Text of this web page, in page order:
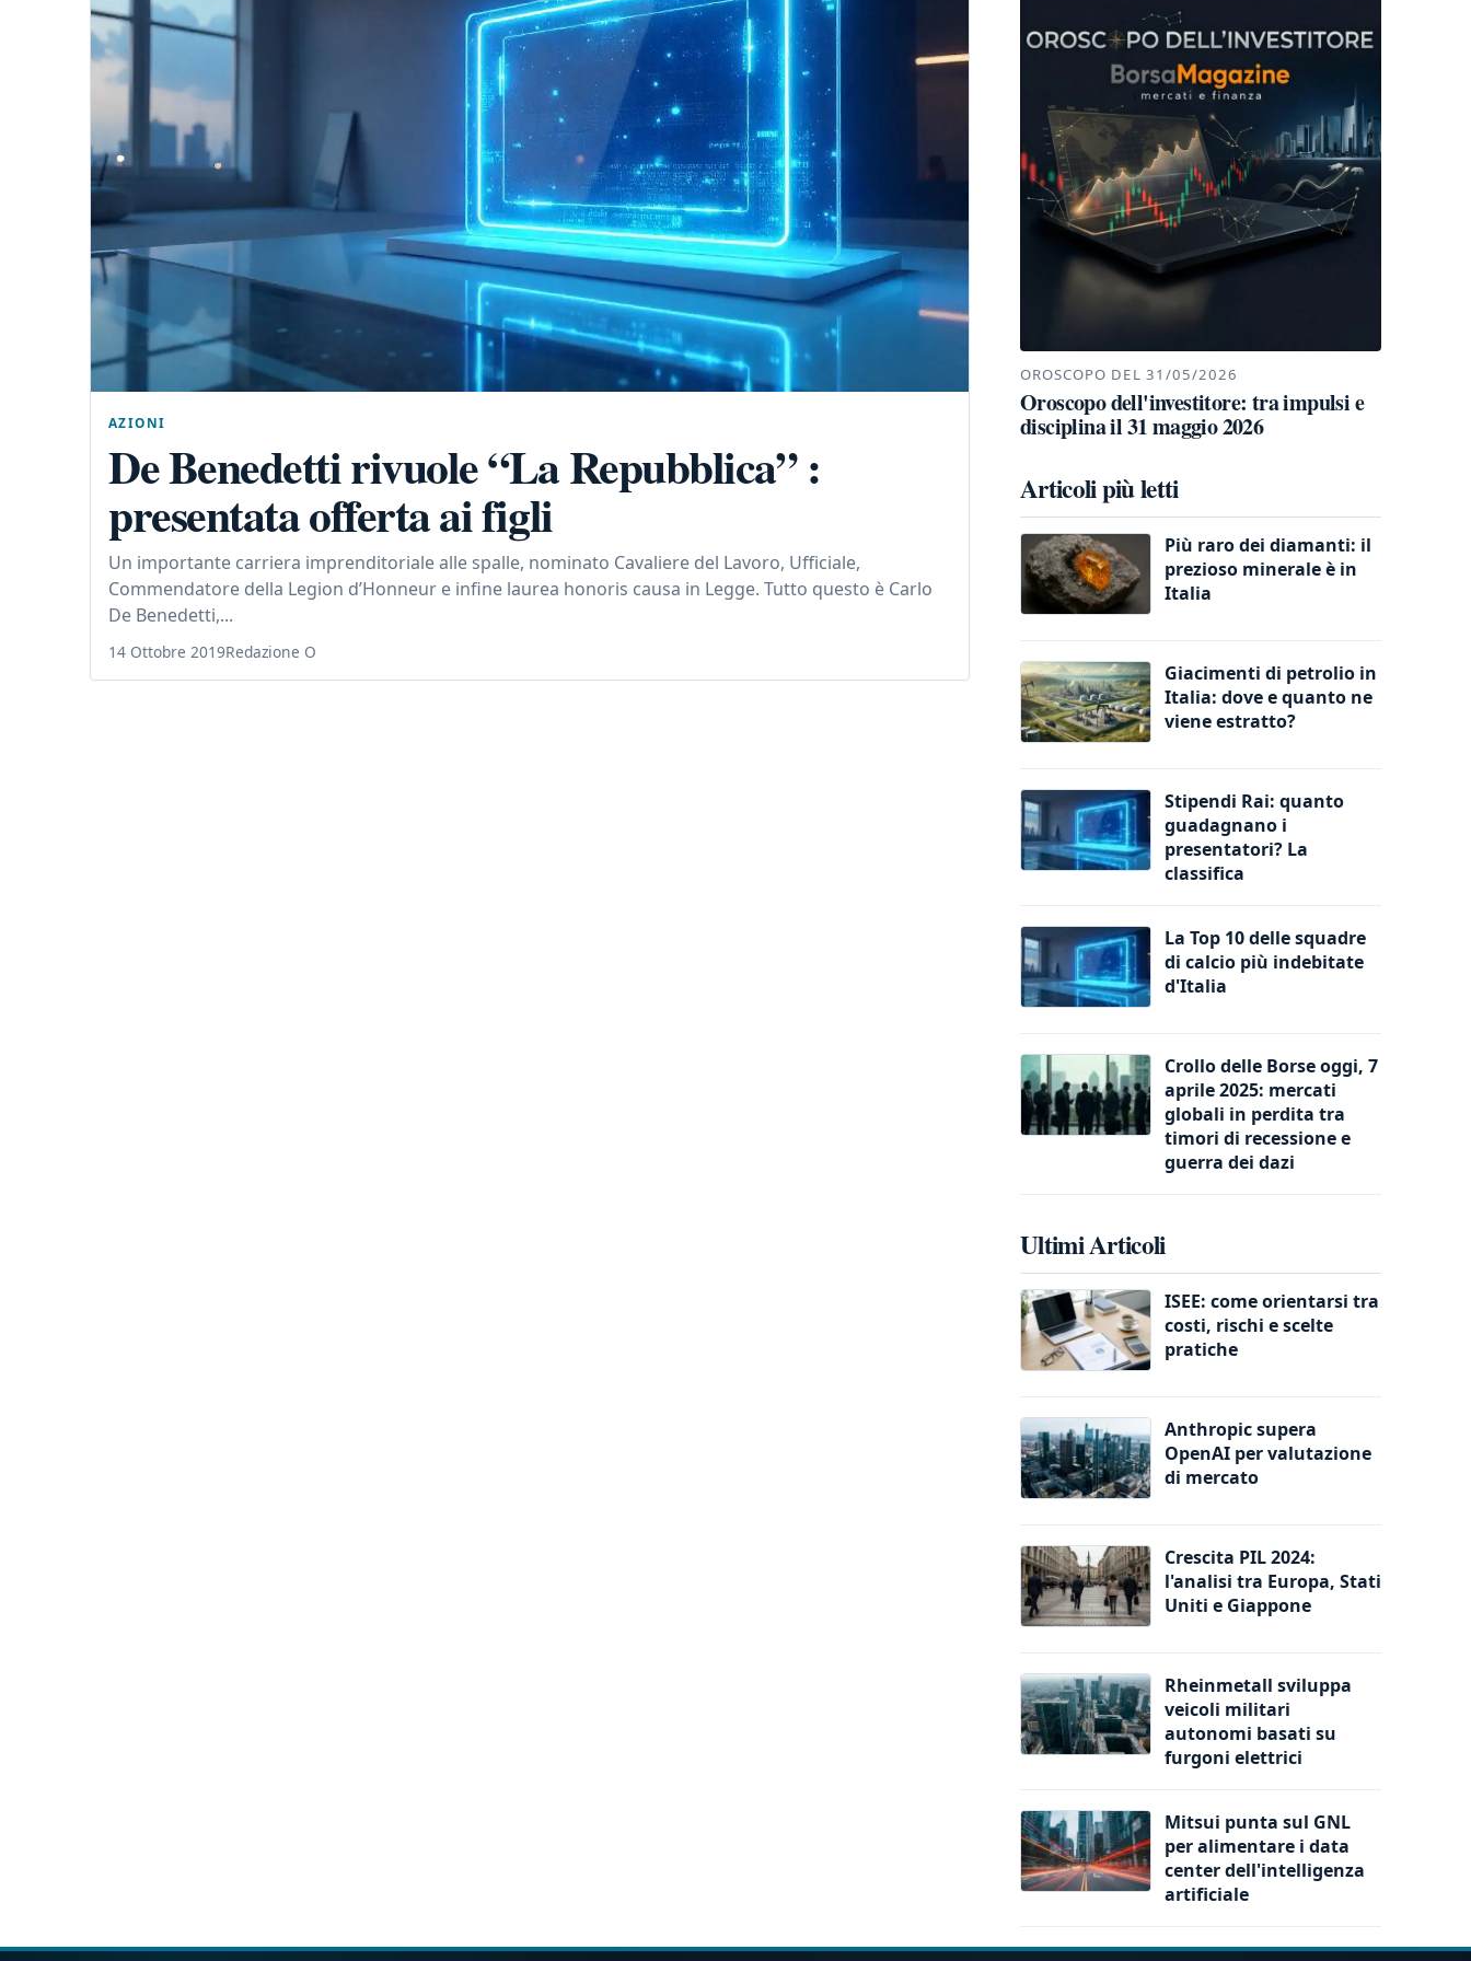
AZIONI
De Benedetti rivuole “La Repubblica” :
presentata offerta ai figli
Un importante carriera imprenditoriale alle spalle, nominato Cavaliere del Lavoro, Ufficiale,
Commendatore della Legion d’Honneur e infine laurea honoris causa in Legge. Tutto questo è Carlo
De Benedetti,...
14 Ottobre 2019Redazione O
OROSCOPO DEL 31/05/2026
Oroscopo dell'investitore: tra impulsi e
disciplina il 31 maggio 2026
Articoli più letti
Più raro dei diamanti: il
prezioso minerale è in
Italia
Giacimenti di petrolio in
Italia: dove e quanto ne
viene estratto?
Stipendi Rai: quanto
guadagnano i
presentatori? La
classifica
La Top 10 delle squadre
di calcio più indebitate
d'Italia
Crollo delle Borse oggi, 7
aprile 2025: mercati
globali in perdita tra
timori di recessione e
guerra dei dazi
Ultimi Articoli
ISEE: come orientarsi tra
costi, rischi e scelte
pratiche
Anthropic supera
OpenAI per valutazione
di mercato
Crescita PIL 2024:
l'analisi tra Europa, Stati
Uniti e Giappone
Rheinmetall sviluppa
veicoli militari
autonomi basati su
furgoni elettrici
Mitsui punta sul GNL
per alimentare i data
center dell'intelligenza
artificiale